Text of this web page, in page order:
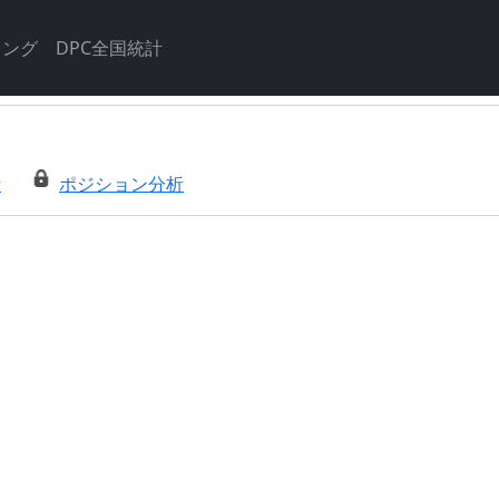
グ DPC全国統計
ポジション分析